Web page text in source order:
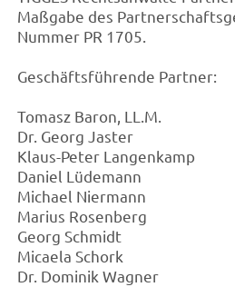
Maßgabe des
Nummer PR 1705.
Geschäftsführende Partner:
Tomasz Baron, LL.M.
Dr. Georg Jaster
Klaus-Peter Langenkamp
Daniel Lüdemann
Michael Niermann
Marius Rosenberg
Georg Schmidt
Micaela Schork
Dr. Dominik Wagner